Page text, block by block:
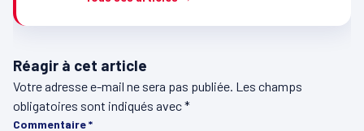
Réagir à cet article
Votre adresse e-mail ne sera pas publiée. Les champs
obligatoires sont indiqués avec*
Commentaire*